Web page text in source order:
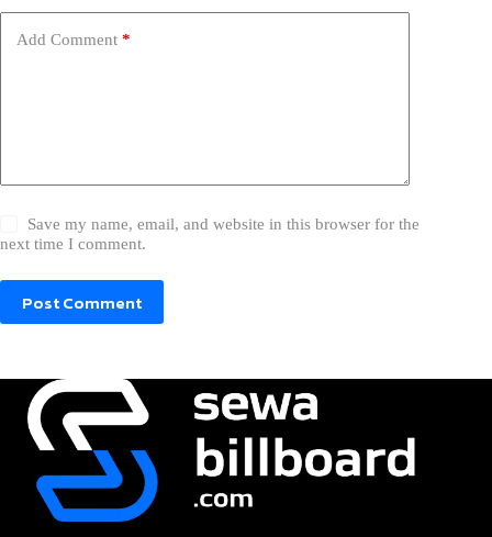
Add Comment *
Save my name, email, and website in this browser for the
next time I comment.
Post Comment